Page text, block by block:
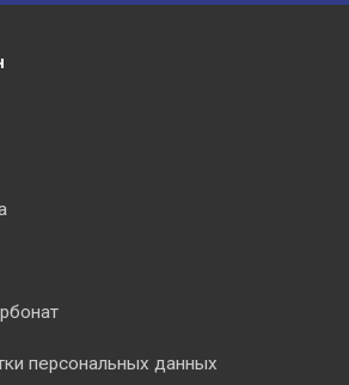
персональных данных